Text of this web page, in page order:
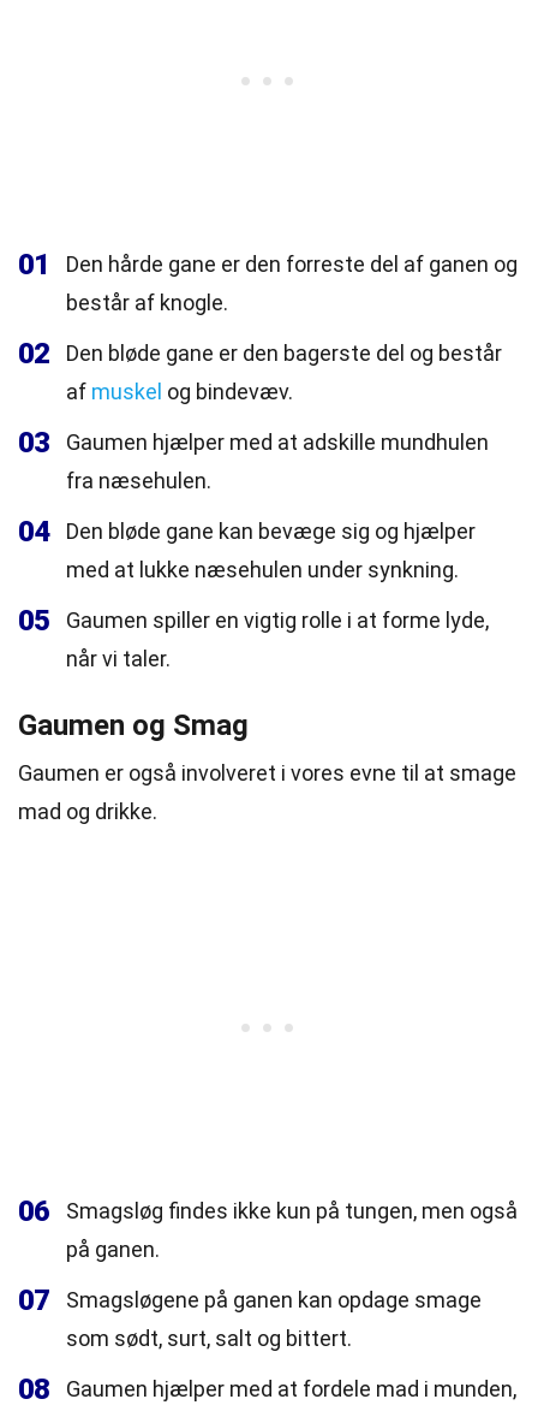
01
Den hårde gane er den forreste del af ganen og
består af knogle.
02
Den bløde gane er den bagerste del og består
af muskel og bindevæv.
03
Gaumen hjælper med at adskille mundhulen
fra næsehulen.
04
Den bløde gane kan bevæge sig og hjælper
med at lukke næsehulen under synkning.
05
Gaumen spiller en vigtig rolle i at forme lyde,
når vi taler.
Gaumen og Smag
Gaumen er også involveret i vores evne til at smage
mad og drikke.
06
Smagsløg findes ikke kun på tungen, men også
på ganen.
07
Smagsløgene på ganen kan opdage smage
som sødt, surt, salt og bittert.
08 Gaumen hjælper med at fordele mad i munden,